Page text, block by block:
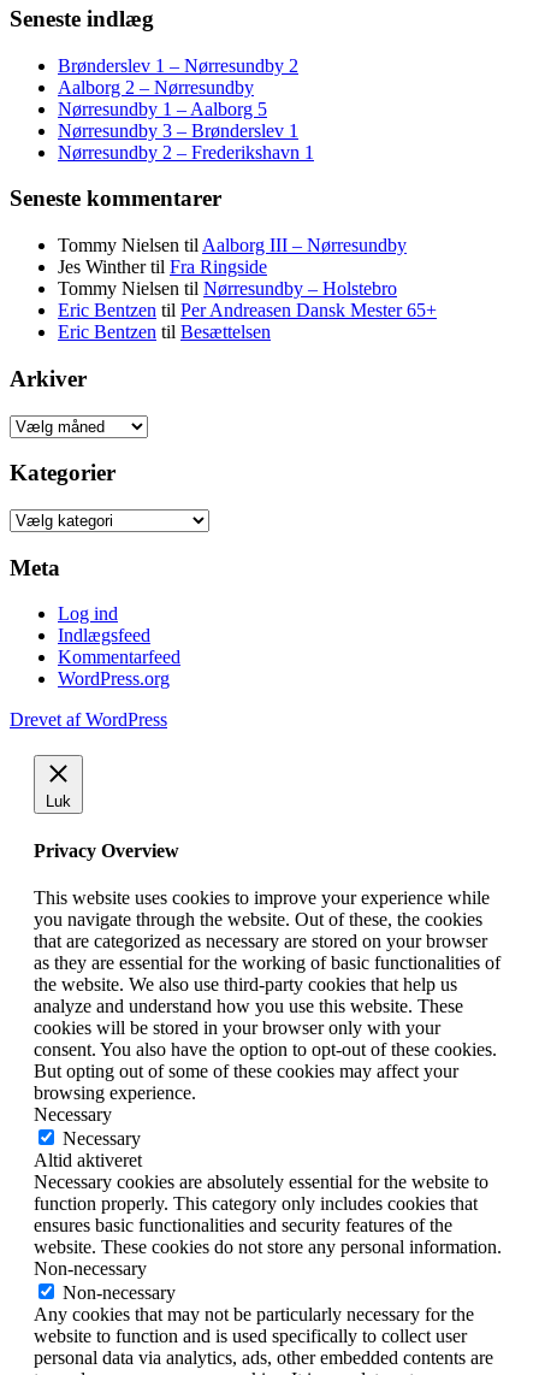
Seneste indlæg
Brønderslev 1 – Nørresundby 2
Aalborg 2 – Nørresundby
Nørresundby 1 – Aalborg 5
Nørresundby 3 – Brønderslev 1
Nørresundby 2 – Frederikshavn 1
Seneste kommentarer
Tommy Nielsen til Aalborg III – Nørresundby
Jes Winthertil Fra Ringside
Tommy Nielsen til Nørresundby – Holstebro
Eric Bentzen til Per Andreasen Dansk Mester 65+
Eric Bentzen til Besættelsen
Arkiver
Arkiver
Kategorier
Kategorier
Meta
Log ind
Indlægsfeed
Kommentarfeed
WordPress.org
Drevet af WordPress
Luk
Privacy Overview
This website uses cookies to improve your experience while
you navigate through the website. Out of these, the cookies
that are categorized as necessary are stored on your browser
as they are essential for the working of basic functionalities of
the website. We also use third-party cookies that help us
analyze and understand how you use this website. These
cookies will be stored in your browser only with your
consent. You also have the option to opt-out of these cookies.
But opting out of some of these cookies may affect your
browsing experience.
Necessary
Necessary
Altid aktiveret
Necessary cookies are absolutely essential for the website to
function properly. This category only includes cookies that
ensures basic functionalities and security features of the
website. These cookies do not store any personal information.
Non-necessary
Non-necessary
Any cookies that may not be particularly necessary for the
website to function and is used specifically to collect user
personal data via analytics, ads, other embedded contents are